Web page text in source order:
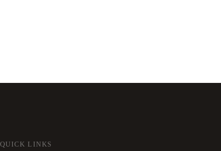
QUICK LINKS